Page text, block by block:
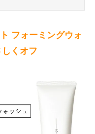
フォーミングウォ
くオフ